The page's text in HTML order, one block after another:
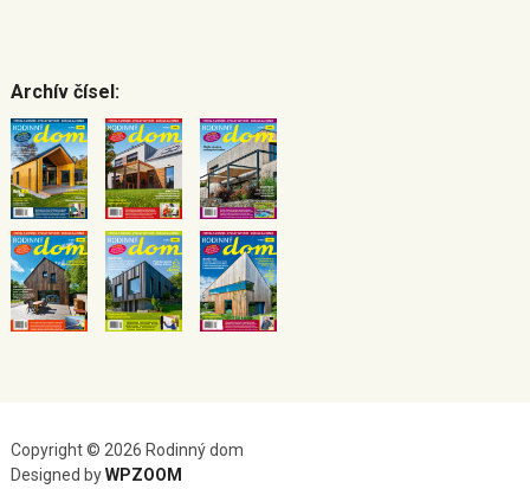
Archív čísel:
Copyright © 2026 Rodinný dom
Designed byWPZOOM